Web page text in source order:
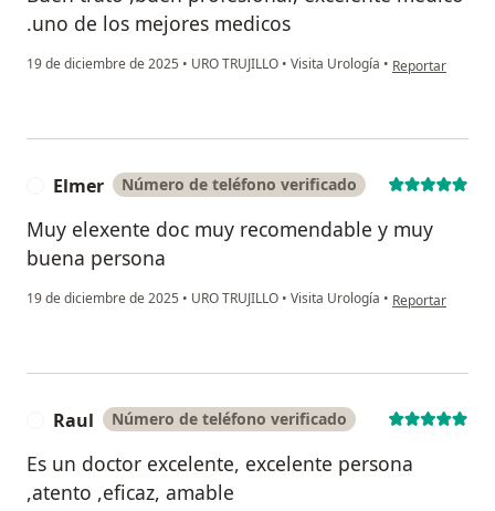
.uno de los mejores medicos
19 de diciembre de 2025 • URO TRUJILLO • Visita Urología • en opinión del
Reportar
Elmer Número de teléfono verificado
Muy elexente doc muy recomendable y muy
buena persona
19 de diciembre de 2025 • URO TRUJILLO • Visita Urología • en opinión del
Reportar
Raul Número de teléfono verificado
Es un doctor excelente, excelente persona
,atento ,eficaz, amable